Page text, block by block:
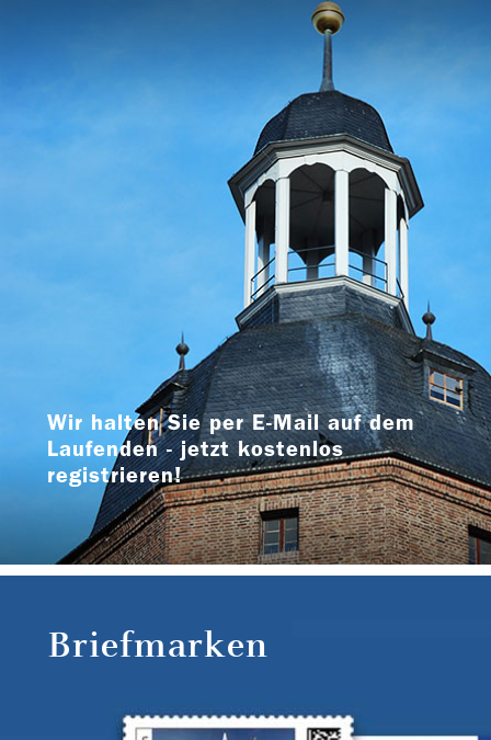
Wir halten Sie per E-Mail auf dem
Laufenden - jetzt kostenlos
registrieren!
Briefmarken